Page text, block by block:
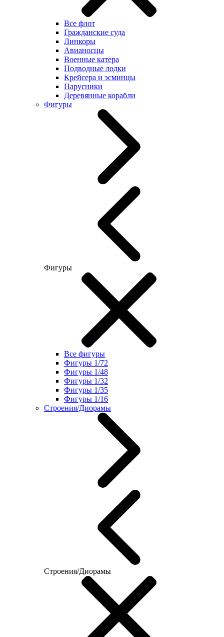
Все флот
Гражданские суда
Линкоры
Авианосцы
Военные катера
Подводные лодки
Крейсера и эсминцы
Парусники
Деревянные корабли
Фигуры
Фигуры
Все фигуры
Фигуры 1/72
Фигуры 1/48
Фигуры 1/32
Фигуры 1/35
Фигуры 1/16
Строения/Диорамы
Строения/Диорамы